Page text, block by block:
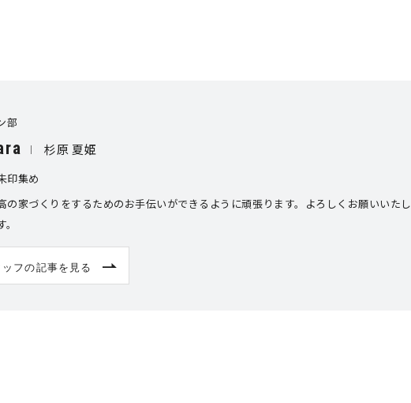
部
杉原 夏姫
印集め
の家づくりをするためのお手伝いができるように頑張ります。よろしくお願いいたし
ッフの記事を見る